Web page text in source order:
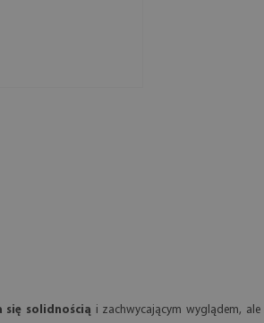
się solidnością i zachwycającym wyglądem, ale